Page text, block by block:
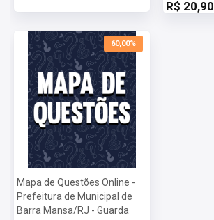
Inscrições:De 26/02/2024 a 27/03/2024
Salário:R$ 1.320,00
Taxa de Inscrição:R$ 55,00
Provas:28/04/2024
Organizadora: Instituto Nosso Rumo
R$ 20,90
60,00%
Mapa de Questões Online -
Prefeitura de Municipal de
Barra Mansa/RJ - Guarda